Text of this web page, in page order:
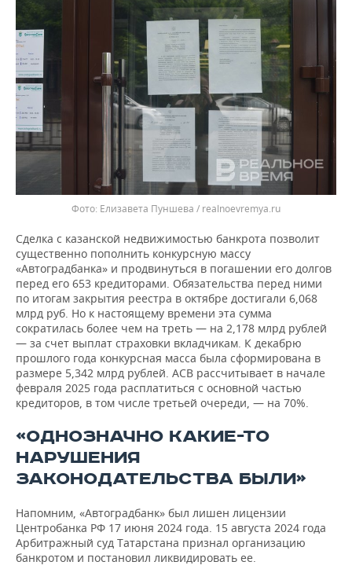
Елизавета Пуншева / realnoevremya.ru
Сделка с казанской недвижимостью банкрота позволит
существенно пополнить конкурсную массу
«Автоградбанка» и продвинуться в погашении его долгов
перед его 653 кредиторами. Обязательства перед ними
по итогам закрытия реестра в октябре достигали 6,068
млрд руб. Но к настоящему времени эта сумма
сократилась более чем на треть — на 2,178 млрд рублей
— за счет выплат страховки вкладчикам. К декабрю
прошлого года конкурсная масса была сформирована в
размере 5,342 млрд рублей. АСВ рассчитывает в начале
февраля 2025 года расплатиться с основной частью
кредиторов, в том числе третьей очереди, — на 70%.
«ОДНОЗНАЧНО КАКИЕ-ТО
НАРУШЕНИЯ
ЗАКОНОДАТЕЛЬСТВА БЫЛИ»
Напомним, «Автоградбанк» был лишен лицензии
Центробанка РФ 17 июня 2024 года. 15 августа 2024 года
Арбитражный суд Татарстана признал организацию
банкротом и постановил ликвидировать ее.